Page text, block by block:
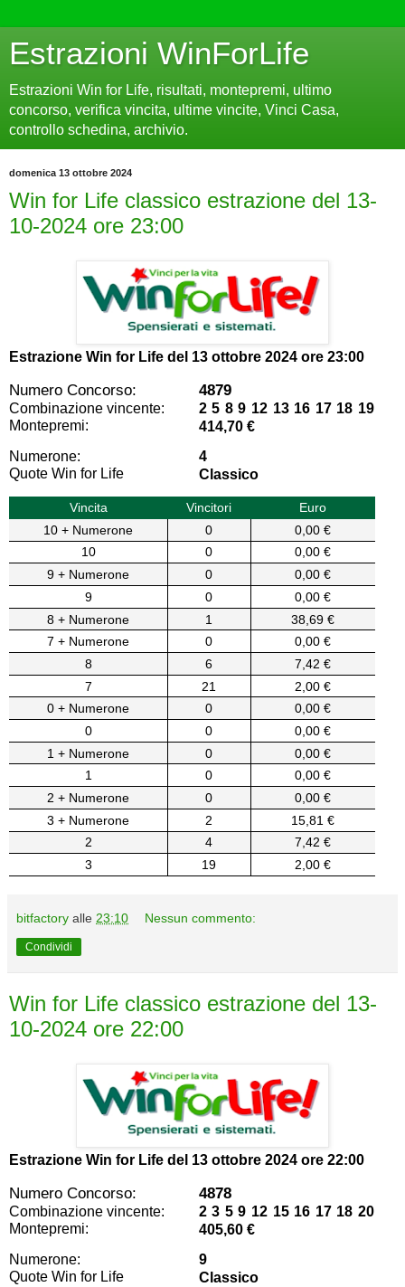
Estrazioni WinForLife
Estrazioni Win for Life, risultati, montepremi, ultimo
concorso, verifica vincita, ultime vincite, Vinci Casa,
controllo schedina, archivio.
domenica 13 ottobre 2024
Win for Life classico estrazione del 13-
10-2024 ore 23:00
Estrazione Win for Life del 13 ottobre 2024 ore 23:00
Numero Concorso: 4879
Combinazione vincente:
2 5 8 9 12 13 16 17 18 19
Montepremi:
414,70 €
Numerone:
4
Quote Win for Life
Classico
Vincita Vincitori
Euro
10 + Numerone
0
0,00 €
10
0
0,00 €
9 + Numerone
0
0,00 €
9
0
0,00 €
8 + Numerone
1
38,69 €
7 + Numerone
0
0,00 €
8
6
7,42 €
7
21
2,00 €
0 + Numerone
0
0,00 €
0
0
0,00 €
1 + Numerone
0
0,00 €
1
0
0,00 €
2 + Numerone
0
0,00 €
3 + Numerone
2
15,81 €
2
4
7,42 €
3
19 2,00 €
bitfactory alle 23:10 Nessun commento:
Condividi
Win for Life classico estrazione del 13-
10-2024 ore 22:00
Estrazione Win for Life del 13 ottobre 2024 ore 22:00
Numero Concorso: 4878
Combinazione vincente:
2 3 5 9 12 15 16 17 18 20
Montepremi:
405,60 €
Numerone:
9
Quote Win for Life
Classico